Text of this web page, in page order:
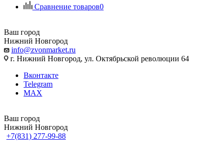
Сравнение товаров0
Ваш город
Нижний Новгород
info@zvonmarket.ru
г. Нижний Новгород, ул. Октябрьской революции 64
Вконтакте
Telegram
MAX
Ваш город
Нижний Новгород
+7(831) 277-99-88